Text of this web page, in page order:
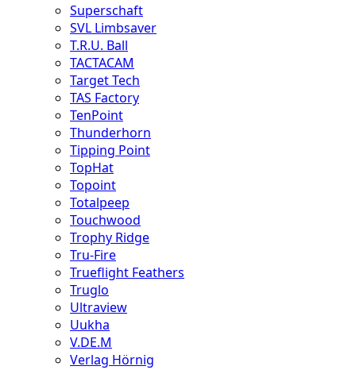
Superschaft
SVL Limbsaver
T.R.U. Ball
TACTACAM
Target Tech
TAS Factory
TenPoint
Thunderhorn
Tipping Point
TopHat
Topoint
Totalpeep
Touchwood
Trophy Ridge
Tru-Fire
Trueflight Feathers
Truglo
Ultraview
Uukha
V.DE.M
Verlag Hörnig